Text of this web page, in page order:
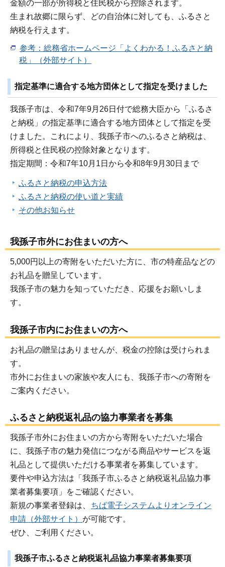
金額の一部が所得税と住民税から控除されます。
生まれ故郷に限らず、どの自治体に対しても、ふるさと
納税を行えます。
参考：総務省ホームページ「よくわかる！ふるさと納
税」（外部サイト）
指定基準に適合する地方団体として指定を受けました
我孫子市は、令和7年9月26日付で総務大臣から「ふるさ
と納税」の指定基準に適合する地方団体として指定を受
けました。これにより、我孫子市へのふるさと納税は、
所得税と住民税の控除対象となります。
指定期間：令和7年10月1日から令和8年9月30日まで
ふるさと納税の申込方法
ふるさと納税の使い道と実績
その他お知らせ
我孫子市外にお住まいの方へ
5,000円以上の寄附をいただいた方に、市の特産品などの
お礼品を贈呈しています。
我孫子市の魅力を知っていただき、応援をお願いしま
す。
我孫子市内にお住まいの方へ
お礼品の贈呈はありませんが、税金の控除は受けられま
す。
市外にお住まいの家族や友人にも、我孫子市への寄附を
ご案内ください。
ふるさと納税返礼品の協力事業者を募集
我孫子市外にお住まいの方から寄附をいただいた場合
に、我孫子市の魅力発信につながる商品やサービスを返
礼品として提供いただける事業者を募集しています。
要件や申込方法は「我孫子市ふるさと納税返礼品協力事
業者募集要項」をご確認ください。
新規の事業者登録は、
ちば電子システムよりオンライン
申請（外部サイト） が可能です。
ぜひ、ご利用ください。
我孫子市ふるさと納税返礼品協力事業者募集要項